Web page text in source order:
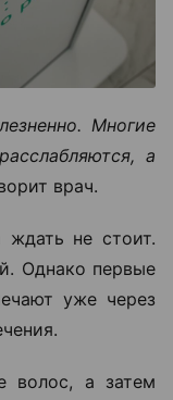
Многие
а
врач.
ждать не стоит.
Однако первые
уже через
волос, а затем